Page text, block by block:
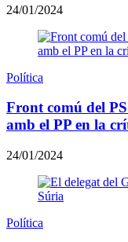
24/01/2024
Política
Front comú del
amb el PP en la
24/01/2024
Política